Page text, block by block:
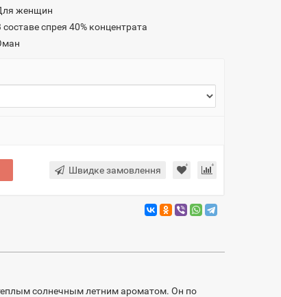
женщин
составе спрея 40% концентрата
Швидке замовлення
солнечным летним ароматом. Он по